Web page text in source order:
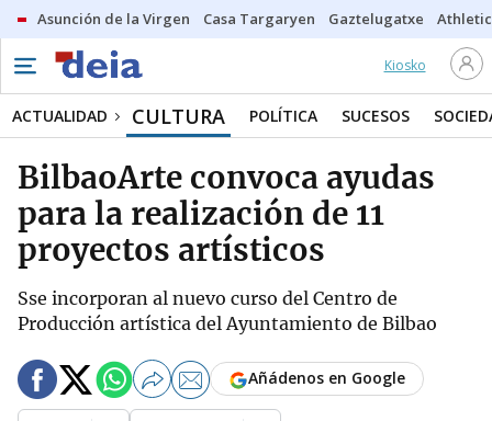
Asunción de la Virgen Casa Targaryen Gaztelugatxe Athletic
Kiosko
ACTUALIDAD CULTURA POLÍTICA SUCESOS
BilbaoArte convoca ayudas
para la realización de 11
proyectos artísticos
Sse incorporan al nuevo curso del Centro de
Producción artística del Ayuntamiento de Bilbao
Añádenos en Google